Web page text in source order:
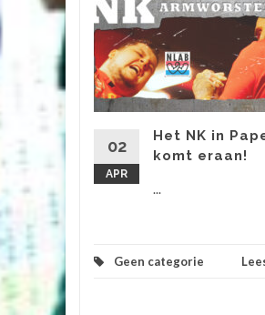
02
APR
Het NK in
komt eraan!
...
Geen categorie